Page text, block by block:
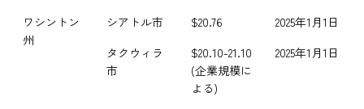
ワシントン
州
シアトル市 $20.76
2025年1月1日
タクウィラ
市
$20.10-21.10
(企業規模に
よる)
2025年1月1日